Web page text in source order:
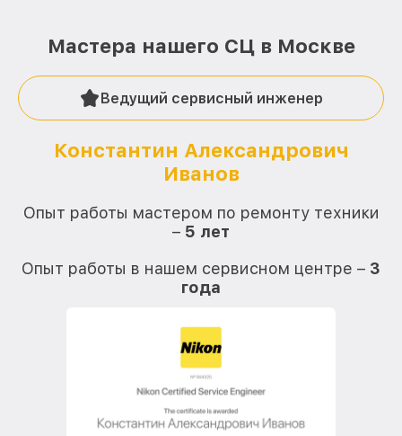
Мастера нашего СЦ в Москве
Ведущий сервисный инженер
Константин Александрович
Иванов
Опыт работы мастером по ремонту техники
– 5 лет
Опыт работы в нашем сервисном центре – 3
года